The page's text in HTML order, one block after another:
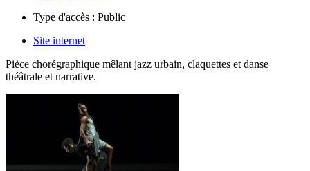
Type d'accès : Public
Site internet
Pièce chorégraphique mêlant jazz urbain, claquettes et danse
théâtrale et narrative.